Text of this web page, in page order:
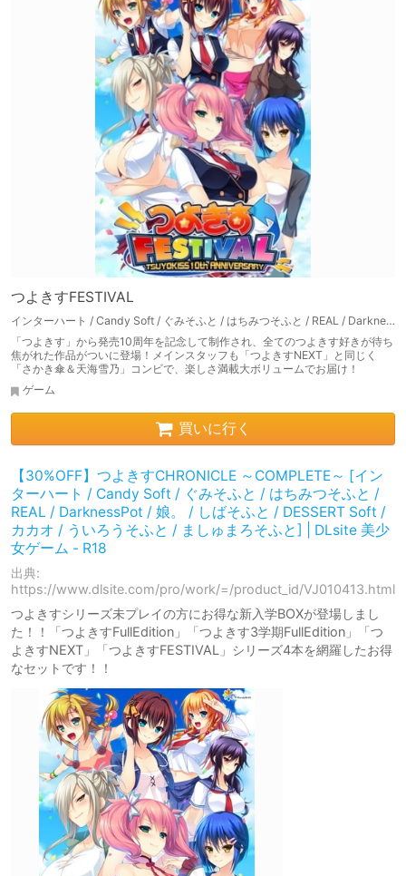
つよきすFESTIVAL
インターハート / Candy Soft / ぐみそふと / はちみつそふと / REAL / DarknessPot / 娘。 / しばそふと / DESSERT Soft / カカオ / ういろうそふと / ましゅまろそふと
「つよきす」から発売10周年を記念して制作され、全てのつよきす好きが待ち
焦がれた作品がついに登場！メインスタッフも「つよきすNEXT」と同じく
「さかき傘＆天海雪乃」コンビで、楽しさ満載大ボリュームでお届け！
ゲーム
買いに行く
【30%OFF】つよきすCHRONICLE ～COMPLETE～ [イン
ターハート / Candy Soft / ぐみそふと / はちみつそふと /
REAL / DarknessPot / 娘。 / しばそふと / DESSERT Soft /
カカオ / ういろうそふと / ましゅまろそふと] | DLsite 美少
女ゲーム - R18
出典:
https://www.dlsite.com/pro/work/=/product_id/VJ010413.html
つよきすシリーズ未プレイの方にお得な新入学BOXが登場しまし
た！！「つよきすFullEdition」「つよきす3学期FullEdition」「つ
よきすNEXT」「つよきすFESTIVAL」シリーズ4本を網羅したお得
なセットです！！